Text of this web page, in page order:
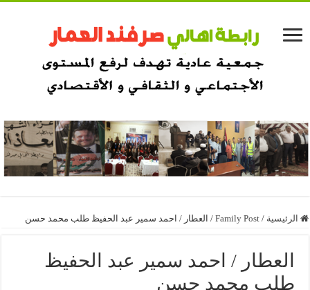
الرئيسية /
Family Post
/ العطار / احمد سمير عبد الحفيظ طلب محمد حسن
العطار / احمد سمير عبد الحفيظ
طلب محمد حسن